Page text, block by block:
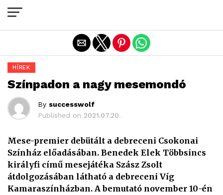
HÍREK
Színpadon a nagy mesemondó
By successwolf
Published on 2021.07.20.
Mese-premier debütált a debreceni Csokonai
Színház előadásában. Benedek Elek Többsincs
királyfi című mesejátéka Szász Zsolt
átdolgozásában látható a debreceni Víg
Kamaraszínházban. A bemutató november 10-én